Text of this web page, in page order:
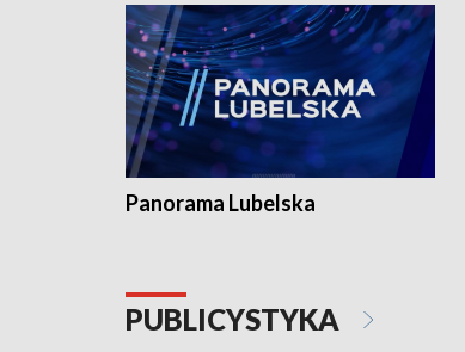
Panorama Lubelska
PUBLICYSTYKA